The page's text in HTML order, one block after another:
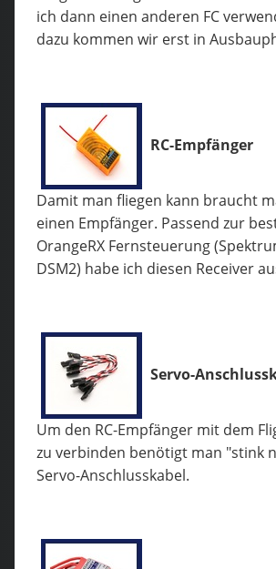
ich dann einen anderen FC
dazu kommen wir erst in
RC-Empfänger
Damit man fliegen kann braucht
einen Empfänger. Passend zur
OrangeRX Fernsteuerung
DSM2) habe ich diesen Receiver
Servo-
Um den RC-Empfänger mit dem
zu verbinden benötigt man "stink
Servo-Anschlusskabel.